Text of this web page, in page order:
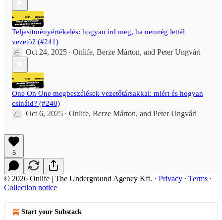
Teljesítményértékelés: hogyan írd meg, ha nemrég lettél
vezető? (#241)
Oct 24, 2025 • Onlife, Berze Márton, and Peter Ungvári
One On One megbeszélések vezetőtársakkal: miért és hogyan
csináld? (#240)
Oct 6, 2025 • Onlife, Berze Márton, and Peter Ungvári
5
© 2026 Onlife | The Underground Agency Kft. · Privacy ∙ Terms ∙
Collection notice
Start your Substack